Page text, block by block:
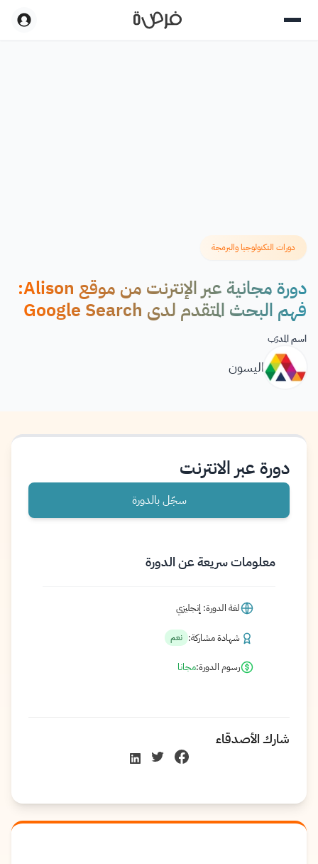
دورات التكنولوجيا والبرمجة
دورة مجانية عبر الإنترنت من موقع Alison:
فهم البحث المتقدم لدى Google Search
اسم المدرّب
اليسون
دورة عبر الانترنت
سجّل بالدورة
معلومات سريعة عن الدورة
لغة الدورة: إنجليزي
شهادة مشاركة: نعم
رسوم الدورة:مجانا
شارك الأصدقاء